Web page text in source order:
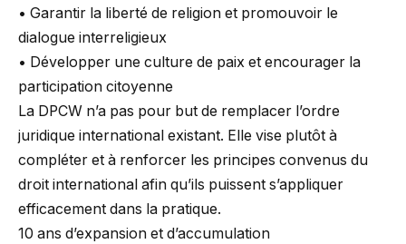
• Garantir la liberté de religion et promouvoir le
dialogue interreligieux
• Développer une culture de paix et encourager la
participation citoyenne
La DPCW n’a pas pour but de remplacer l’ordre
juridique international existant. Elle vise plutôt à
compléter et à renforcer les principes convenus du
droit international afin qu’ils puissent s’appliquer
efficacement dans la pratique.
10 ans d’expansion et d’accumulation